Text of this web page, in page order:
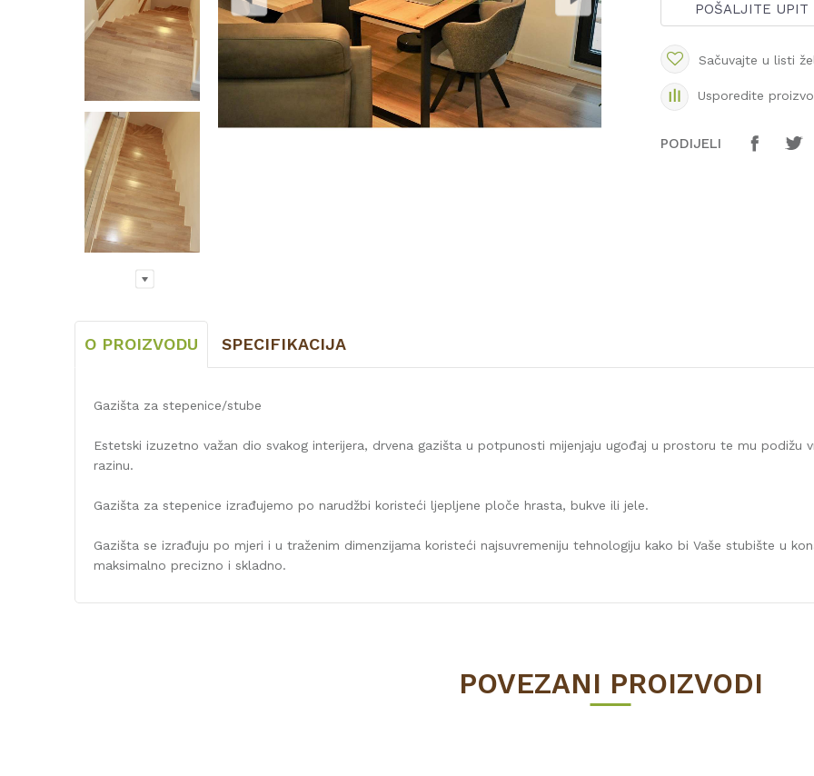
POŠALJITE UPIT
Sačuvajte u listi
Usporedite
PODIJELI
O PROIZVODU SPECIFIKACIJA
Gazišta za stepenice/stube
Estetski izuzetno važan dio svakog interijera, drvena gazišta u potpunosti mijenjaju ugođaj u prostoru te mu podižu
razinu.
Gazišta za stepenice izrađujemo po narudžbi koristeći ljepljene ploče hrasta, bukve ili jele.
Gazišta se izrađuju po mjeri i u traženim dimenzijama koristeći najsuvremeniju tehnologiju kako bi Vaše stubište u
maksimalno precizno i skladno.
POVEZANI PROIZVODI